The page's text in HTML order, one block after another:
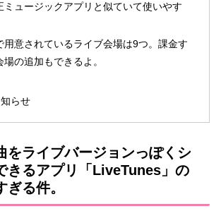
ミュージックアプリと似ていて使いやす
用意されているライブ会場は9つ。課金す
の追加もできるよ。
らせ
をライブバージョンっぽくシ
きるアプリ「LiveTunes」の
る件。